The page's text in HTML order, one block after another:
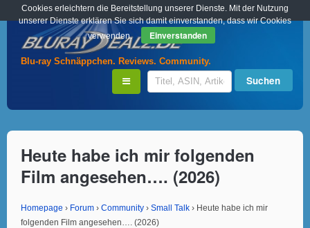
Blu-ray Schnäppchen. Reviews. Community.
Heute habe ich mir folgenden
Film angesehen…. (2026)
Homepage › Forum › Community › Small Talk › Heute habe ich mir
folgenden Film angesehen…. (2026)
Cookies erleichtern die Bereitstellung unserer Dienste. Mit der Nutzung
unserer Dienste erklären Sie sich damit einverstanden, dass wir Cookies
verwenden.
Einverstanden